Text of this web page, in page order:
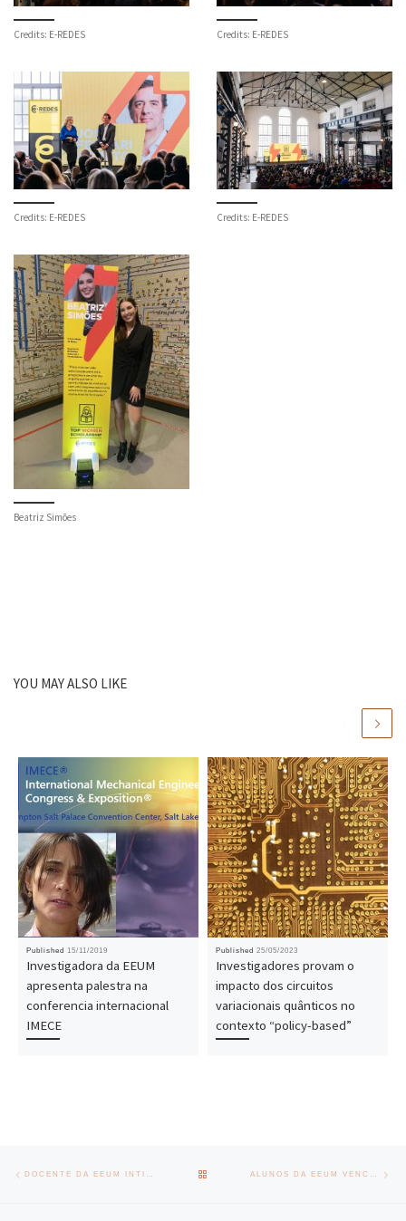
Credits: E-REDES Credits: E-REDES
Credits: E-REDES Credits: E-REDES
Beatriz Simões
YOU MAY ALSO LIKE
Published 15/11/2019
Investigadora da EEUM
apresenta palestra na
conferencia internacional
IMECE
Published 25/05/2023
Investigadores provam o
impacto dos circuitos
variacionais quânticos no
contexto “policy-based”
Post navigation DOCENTE DA EEUM INTITULADO PRESIDENTE HONORÁRIO DA SPG BACK TO POST LIST ALUNOS DA EEUM VENCEM PRÉMIO INICIAÇÃO À INVESTIGAÇÃO CIENTÍFICA